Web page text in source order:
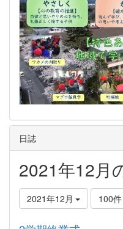
日誌
2021年12月
2021年12月 100件